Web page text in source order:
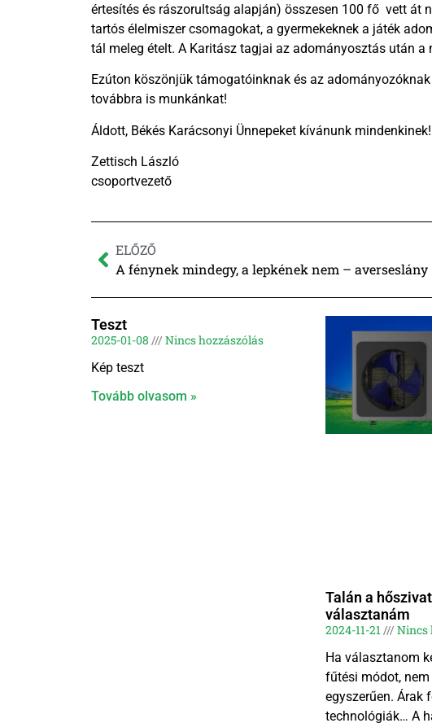
értesítés és rászorultság alapján) összesen 100 fő vett át
tartós élelmiszer csomagokat, a gyermekeknek a játék
tál meleg ételt. A Karitász tagjai az adományosztás után
Ezúton köszönjük támogatóinknak és az
továbbra is munkánkat!
Áldott, Békés Karácsonyi Ünnepeket kívánunk mindenkinek!
Zettisch László
csoportvezető
ELŐZŐ
A fénynek mindegy, a lepkének nem – averseslány
Teszt
2025-01-08
Nincs hozzászólás
Kép teszt
Tovább olvasom »
Talán a
választanám
2024-11-21
Nincs
Ha választanom
fűtési módot,
egyszerűen. Árak
technológiák… A